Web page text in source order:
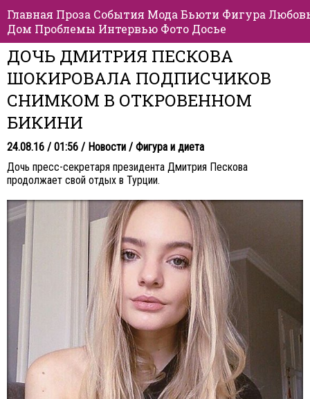
Главная Проза События Мода Бьюти Фигура
Дом Проблемы Интервью Фото Досье
ДОЧЬ ДМИТРИЯ ПЕСКОВА
ШОКИРОВАЛА ПОДПИСЧИКОВ
СНИМКОМ В ОТКРОВЕННОМ
БИКИНИ
24.08.16 / 01:56 / Новости / Фигура и диета
Дочь пресс-секретаря президента Дмитрия Пескова
продолжает свой отдых в Турции.